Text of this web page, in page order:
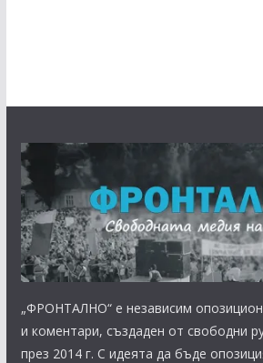
„ФРОНТАЛНО“ е независим
и коментари, създаден от свободни
през 2014 г. С идеята да бъде